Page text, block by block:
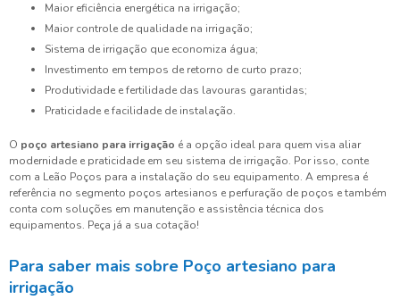
Maior eficiência energética na irrigação;
Maior controle de qualidade na irrigação;
Sistema de irrigação que economiza água;
Investimento em tempos de retorno de curto prazo;
Produtividade e fertilidade das lavouras garantidas;
Praticidade e facilidade de instalação.
O poço artesiano para irrigação é a opção ideal para quem visa aliar
modernidade e praticidade em seu sistema de irrigação. Por isso, conte
com a Leão Poços para a instalação do seu equipamento. A empresa é
referência no segmento poços artesianos e perfuração de poços e também
conta com soluções em manutenção e assistência técnica dos
equipamentos. Peça já a sua cotação!
Para saber mais sobre Poço artesiano para
irrigação